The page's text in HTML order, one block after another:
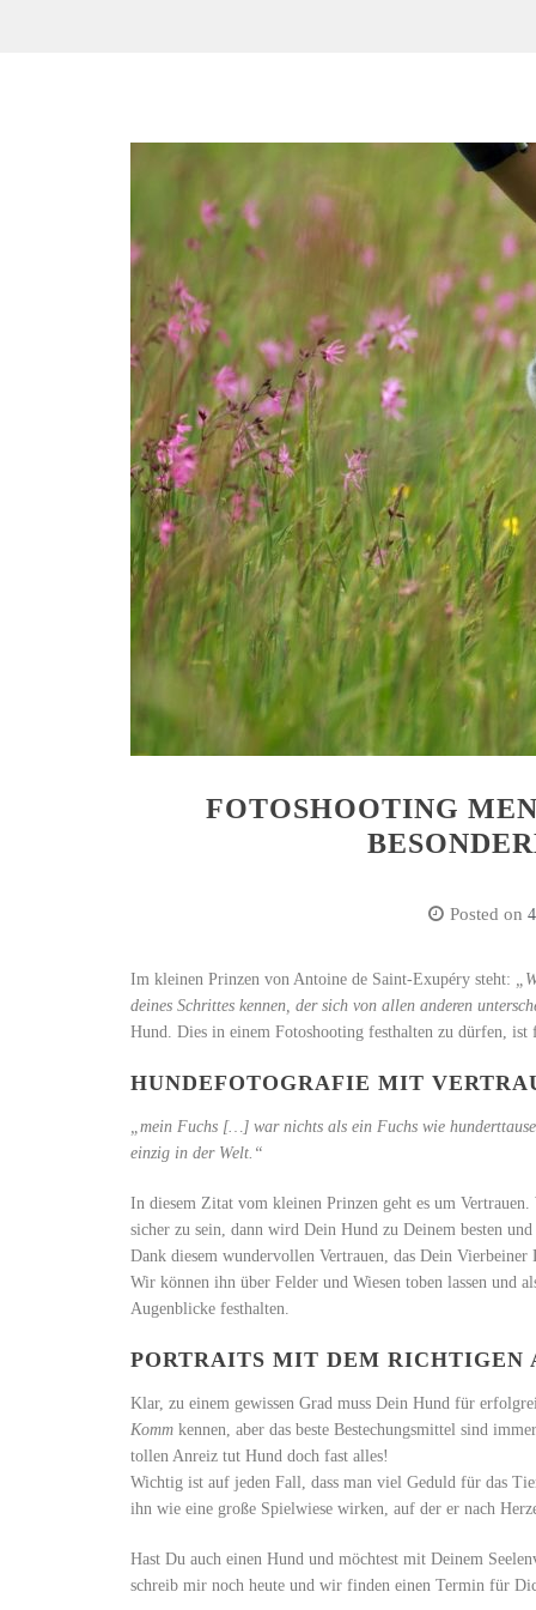
FOTOSHOOTING
Posted on
Im kleinen Prinzen von Antoine de Saint-Exupéry steht:
deines Schrittes kennen, der sich von allen anderen
Hund. Dies in einem Fotoshooting festhalten zu dürfen,
HUNDEFOTOGRAFIE MIT
„mein Fuchs […] war nichts als ein Fuchs wie
einzig in der Welt.“
In diesem Zitat vom kleinen Prinzen geht es um
sicher zu sein, dann wird Dein Hund zu Deinem besten
Dank diesem wundervollen Vertrauen, das Dein
Wir können ihn über Felder und Wiesen toben lassen und
Augenblicke festhalten.
PORTRAITS MIT DEM RICHTIGEN
Klar, zu einem gewissen Grad muss Dein Hund für
Komm kennen, aber das beste Bestechungsmittel sind
tollen Anreiz tut Hund doch fast alles!
Wichtig ist auf jeden Fall, dass man viel Geduld für das
ihn wie eine große Spielwiese wirken, auf der er nach
Hast Du auch einen Hund und möchtest mit Deinem
schreib mir noch heute und wir finden einen Termin für